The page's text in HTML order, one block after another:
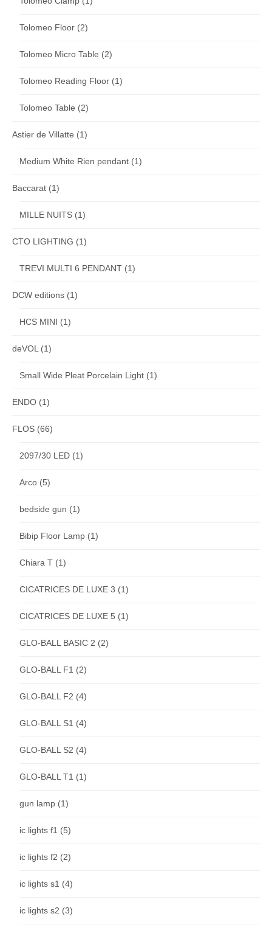
Tolomeo Floor (2)
Tolomeo Micro Table (2)
Tolomeo Reading Floor (1)
Tolomeo Table (2)
Astier de Villatte (1)
Medium White Rien pendant (1)
Baccarat (1)
MILLE NUITS (1)
CTO LIGHTING (1)
TREVI MULTI 6 PENDANT (1)
DCW editions (1)
HCS MINI (1)
deVOL (1)
Small Wide Pleat Porcelain Light (1)
ENDO (1)
FLOS (66)
2097/30 LED (1)
Arco (5)
bedside gun (1)
Bibip Floor Lamp (1)
Chiara T (1)
CICATRICES DE LUXE 3 (1)
CICATRICES DE LUXE 5 (1)
GLO-BALL BASIC 2 (2)
GLO-BALL F1 (2)
GLO-BALL F2 (4)
GLO-BALL S1 (4)
GLO-BALL S2 (4)
GLO-BALL T1 (1)
gun lamp (1)
ic lights f1 (5)
ic lights f2 (2)
ic lights s1 (4)
ic lights s2 (3)